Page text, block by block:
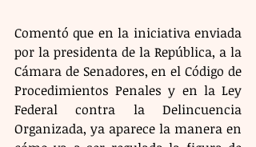
Comentó que en la iniciativa enviada
por la presidenta de la República, a la
Cámara de Senadores, en el Código de
Procedimientos Penales y en la Ley
Federal contra la Delincuencia
Organizada, ya aparece la manera en